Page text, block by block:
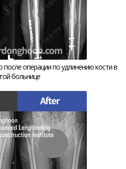
операции по удлинению кости в
больнице